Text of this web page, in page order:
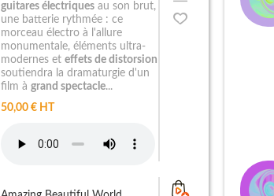
guitares électriques au son brut,
une batterie rythmée : ce
morceau électro à l'allure
monumentale, éléments ultra-
modernes eteffets de distorsion
soutiendra la dramaturgie d'un
film àgrand spectacle...
50,00 € HT